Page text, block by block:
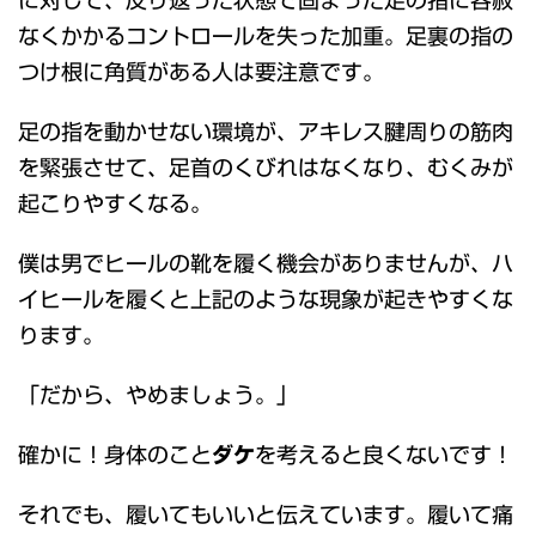
なくかかるコントロールを失った加重。足裏の指の
つけ根に角質がある人は要注意です。
足の指を動かせない環境が、アキレス腱周りの筋肉
を緊張させて、足首のくびれはなくなり、むくみが
起こりやすくなる。
僕は男でヒールの靴を履く機会がありませんが、ハ
イヒールを履くと上記のような現象が起きやすくな
ります。
「だから、やめましょう。」
確かに！身体のことダケを考えると良くないです！
それでも、履いてもいいと伝えています。履いて痛